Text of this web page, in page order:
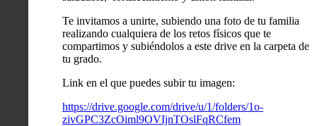
Te invitamos a unirte, subiendo una foto de tu familia
realizando cualquiera de los retos físicos que te
compartimos y subiéndolos a este drive en la carpeta de
tu grado.
Link en el que puedes subir tu imagen:
https://drive.google.com/drive/u/1/folders/1o-
zivGPC3ZcOiml9OVIjnTOslFqRCfem